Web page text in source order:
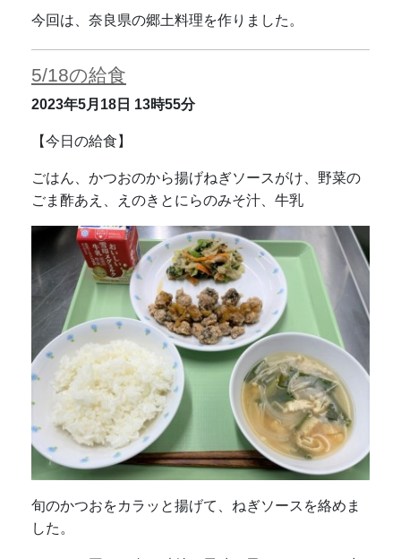
今回は、奈良県の郷土料理を作りました。
5/18の給食
2023年5月18日 13時55分
【今日の給食】
ごはん、かつおのから揚げねぎソースがけ、野菜の
ごま酢あえ、えのきとにらのみそ汁、牛乳
旬のかつおをカラッと揚げて、ねぎソースを絡めま
した。